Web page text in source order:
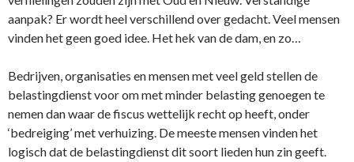
aanpak? Er wordt heel verschillend over gedacht. Veel mensen
vinden het geen goed idee. Het hek van de dam, en zo…
Bedrijven, organisaties en mensen met veel geld stellen de
belastingdienst voor om met minder belasting genoegen te
nemen dan waar de fiscus wettelijk recht op heeft, onder
‘bedreiging’ met verhuizing. De meeste mensen vinden het
logisch dat de belastingdienst dit soort lieden hun zin geeft.